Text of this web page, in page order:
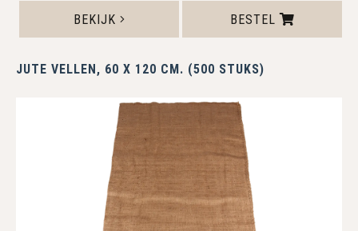
BEKIJK BESTEL
JUTE VELLEN, 60 X 120 CM. (500 STUKS)